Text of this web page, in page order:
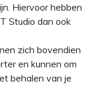
Hiervoor hebben
Studio dan ook
zich bovendien
en kunnen om
behalen van je